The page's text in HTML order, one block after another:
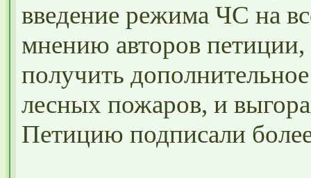
введение режима ЧС на
мнению авторов
получить
лесных пожаров, и
Петицию подписали